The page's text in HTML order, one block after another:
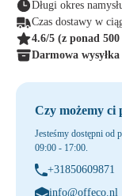
Długi okres
Czas dostawy w
4.6/5 (z ponad
Darmowa wysyłka
Czy możemy ci
Jesteśmy dostępni od
09:00 - 17:00.
+31850609871
info@offeco.nl